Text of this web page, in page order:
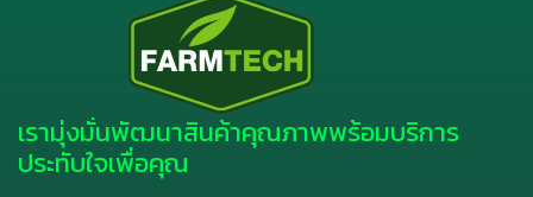
เรามุ่งมั่นพัฒนาสินค้าคุณภาพพร้อมบริการ
ประทับใจเพื่อคุณ